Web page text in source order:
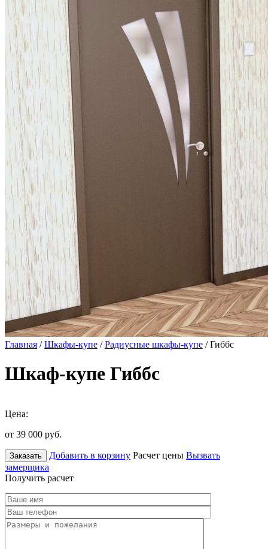
Главная /Шкафы-купе /Радиусные шкафы-купе / Гиббс
Шкаф-купе Гиббс
Цена:
от 39 000 руб.
Заказать Добавить в корзину Расчет цены Вызвать
замерщика
Получить расчет